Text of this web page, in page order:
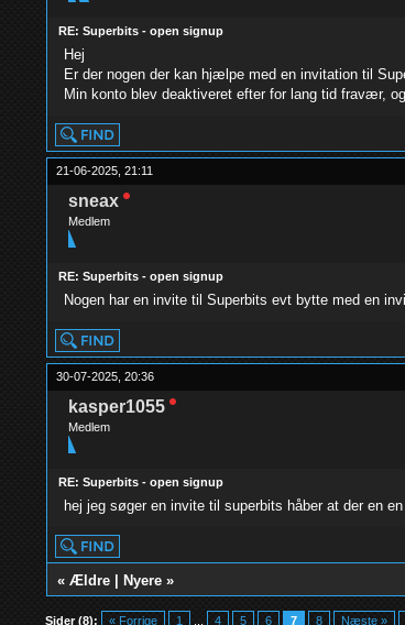
RE: Superbits - open signup
Hej
Er der nogen der kan hjælpe med en invitation til
Min konto blev deaktiveret efter for lang tid fravær,
21-06-2025, 21:11
sneax
Medlem
RE: Superbits - open signup
Nogen har en invite til Superbits evt bytte med en
30-07-2025, 20:36
kasper1055
Medlem
RE: Superbits - open signup
hej jeg søger en invite til superbits håber at der en
« Ældre| Nyere»
Sider (8): « Forrige 1 4 5 6 7 8 Næste »